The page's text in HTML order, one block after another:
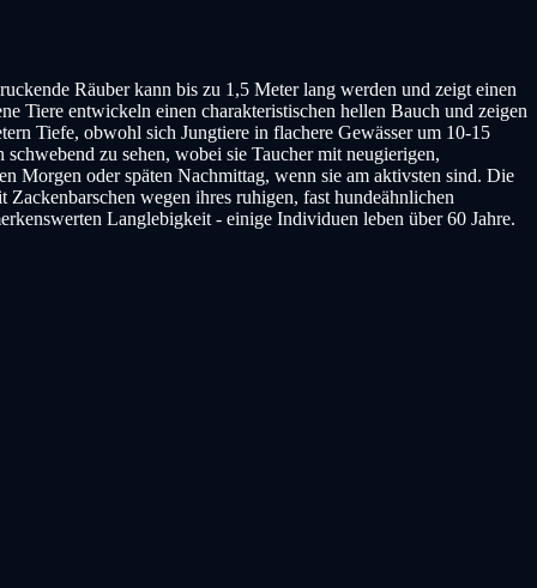
Räuber kann bis zu 1,5 Meter lang werden und zeigt einen
Tiere entwickeln einen charakteristischen hellen Bauch und zeigen
Tiefe, obwohl sich Jungtiere in flachere Gewässer um 10-15
zu sehen, wobei sie Taucher mit neugierigen,
Morgen oder späten Nachmittag, wenn sie am aktivsten sind. Die
wegen ihres ruhigen, fast hundeähnlichen
Langlebigkeit - einige Individuen leben über 60 Jahre.